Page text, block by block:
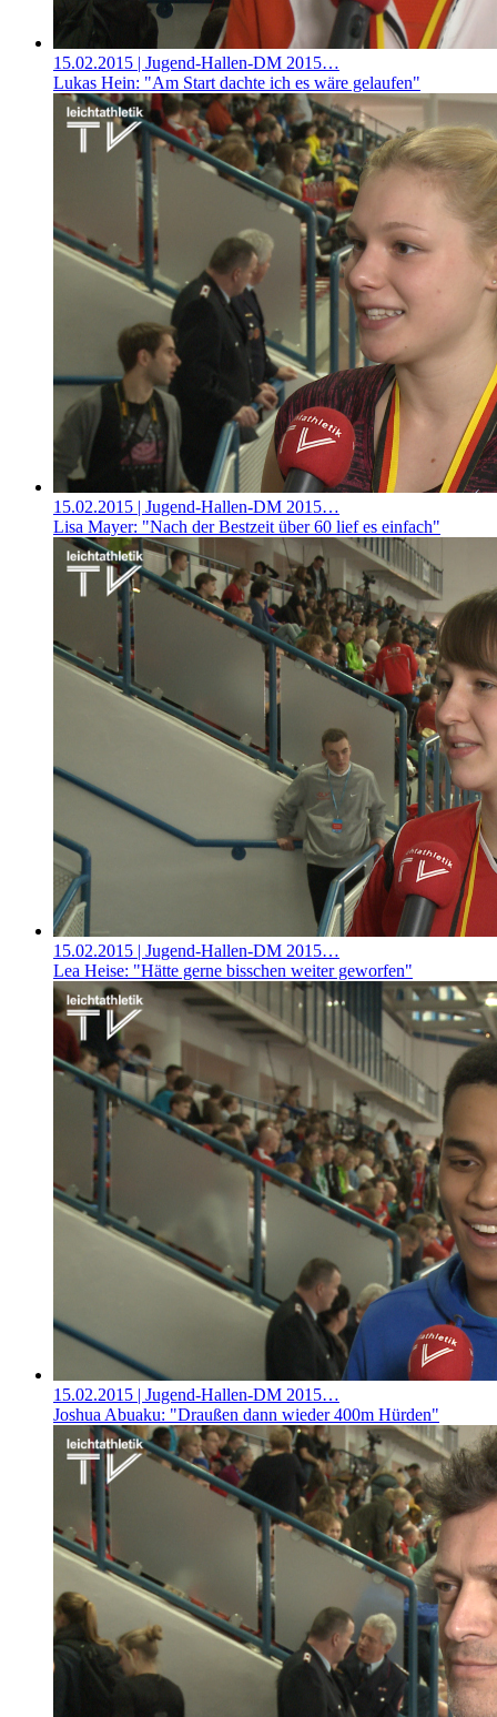
15.02.2015 | Jugend-Hallen-DM 2015…
Lukas Hein: "Am Start dachte ich es wäre gelaufen"
15.02.2015 | Jugend-Hallen-DM 2015…
Lisa Mayer: "Nach der Bestzeit über 60 lief es einfach"
15.02.2015 | Jugend-Hallen-DM 2015…
Lea Heise: "Hätte gerne bisschen weiter geworfen"
15.02.2015 | Jugend-Hallen-DM 2015…
Joshua Abuaku: "Draußen dann wieder 400m Hürden"